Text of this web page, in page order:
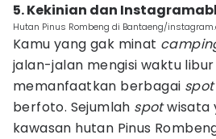
5. Kekinian dan
Hutan Pinus Rombeng di Bantaeng/
Kamu yang gak minat
jalan-jalan mengisi waktu
memanfaatkan berbagai spot
berfoto. Sejumlah spotwisata
kawasan hutan Pinus